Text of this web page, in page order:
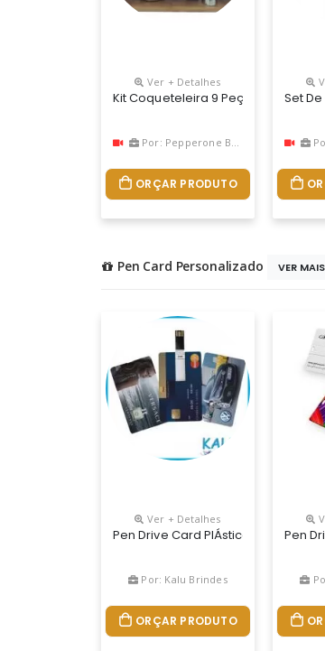
Ver + Detalhes
Kit Coqueteleira 9 Peças
Por: Pepperone Brindes
ORÇAR PRODUTO
Set
Pen Card Personalizado VER
Ver + Detalhes
Pen Drive Card PlÁstico
Por: Kalu Brindes
ORÇAR PRODUTO
Pen